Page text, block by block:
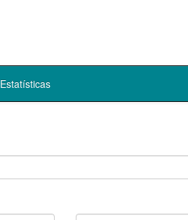
Estatísticas